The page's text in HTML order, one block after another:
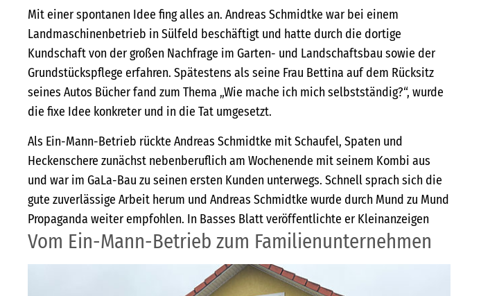
Mit einer spontanen Idee fing alles an. Andreas Schmidtke war bei einem
Landmaschinenbetrieb in Sülfeld beschäftigt und hatte durch die dortige
Kundschaft von der großen Nachfrage im Garten- und Landschaftsbau sowie der
Grundstückspflege erfahren. Spätestens als seine Frau Bettina auf dem Rücksitz
seines Autos Bücher fand zum Thema „Wie mache ich mich selbstständig?“, wurde
die fixe Idee konkreter und in die Tat umgesetzt.
Als Ein-Mann-Betrieb rückte Andreas Schmidtke mit Schaufel, Spaten und
Heckenschere zunächst nebenberuflich am Wochenende mit seinem Kombi aus
und war im GaLa-Bau zu seinen ersten Kunden unterwegs. Schnell sprach sich die
gute zuverlässige Arbeit herum und Andreas Schmidtke wurde durch Mund zu Mund
Propaganda weiter empfohlen. In Basses Blatt veröffentlichte er Kleinanzeigen
Vom Ein-Mann-Betrieb zum Familienunternehmen